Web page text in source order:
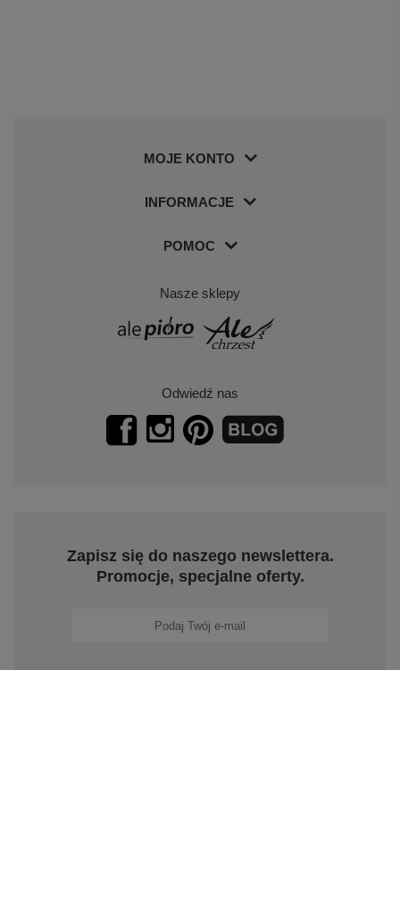
MOJE KONTO
INFORMACJE
POMOC
Nasze sklepy
Odwiedź nas
Zapisz się do naszego newslettera.
Promocje, specjalne oferty.